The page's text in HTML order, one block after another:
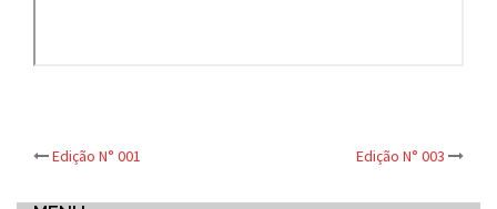
Post
Edição N° 001 Edição N° 003